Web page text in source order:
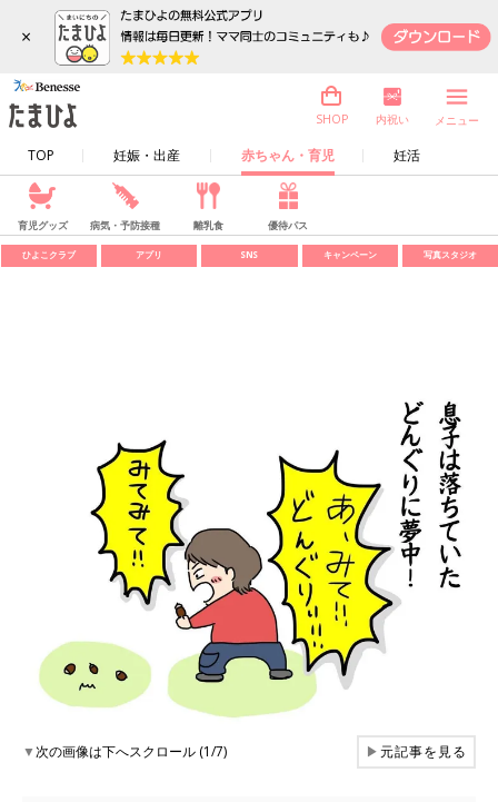
×
TOP 妊娠・出産 赤ちゃん・育児 妊活
SHOP 内祝い メニュー
育児グッズ 病気・予防接種 離乳食 優待パス
ひよこクラブ アプリ SNS キャンペーン 写真スタジオ
▼次の画像は下へスクロール (1/7) ▶元記事を見る